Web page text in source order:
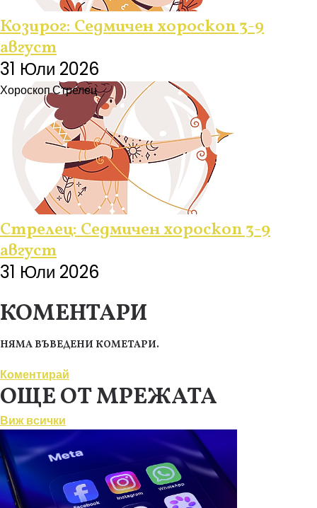
Козирог: Седмичен хороскоп 3-9
август
31 Юли 2026
ХороскопСтрелец
Стрелец: Седмичен хороскоп 3-9
август
31 Юли 2026
КОМЕНТАРИ
НЯМА ВЪВЕДЕНИ КОМЕТАРИ.
Коментирай
ОЩЕ ОТ МРЕЖАТА
Виж всички